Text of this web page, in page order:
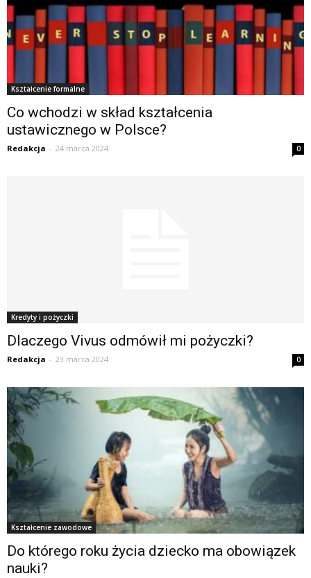
Kształcenie formalne
Co wchodzi w skład kształcenia
ustawicznego w Polsce?
Redakcja - 24 marca 2024 0
Kredyty i pożyczki
Dlaczego Vivus odmówił mi pożyczki?
Redakcja - 23 marca 2024 0
Kształcenie zawodowe
Do którego roku życia dziecko ma obowiązek
nauki?